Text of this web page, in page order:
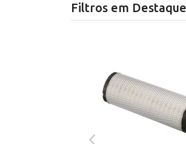
Filtros em Destaque